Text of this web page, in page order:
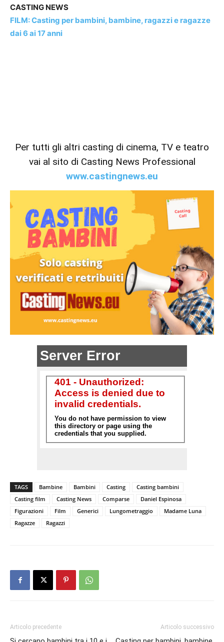
CASTING NEWS
FILM: Casting per bambini, bambine, ragazzi e ragazze
dai 6 ai 17 anni
Per tutti gli altri casting di cinema, TV e teatro
vai al sito di Casting News Professional
www.castingnews.eu
TAGS Bambine Bambini Casting
Casting bambini
Casting film
Casting News Comparse
Daniel Espinosa
Figurazioni
Film Generici Lungometraggio
Madame Luna
Ragazze
Ragazzi
Articolo precedente Articolo successivo